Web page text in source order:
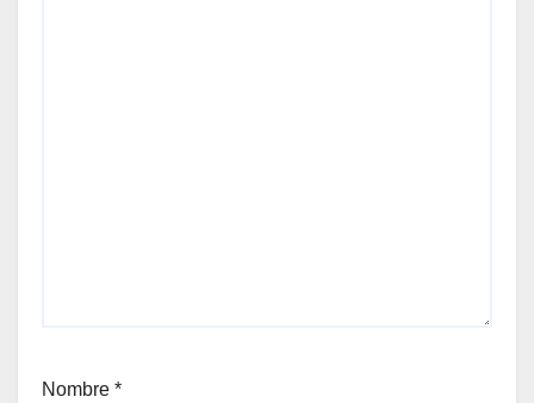
Nombre *